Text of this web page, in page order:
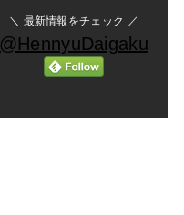
＼ 最新情報をチェック ／
@HennyuDaigaku